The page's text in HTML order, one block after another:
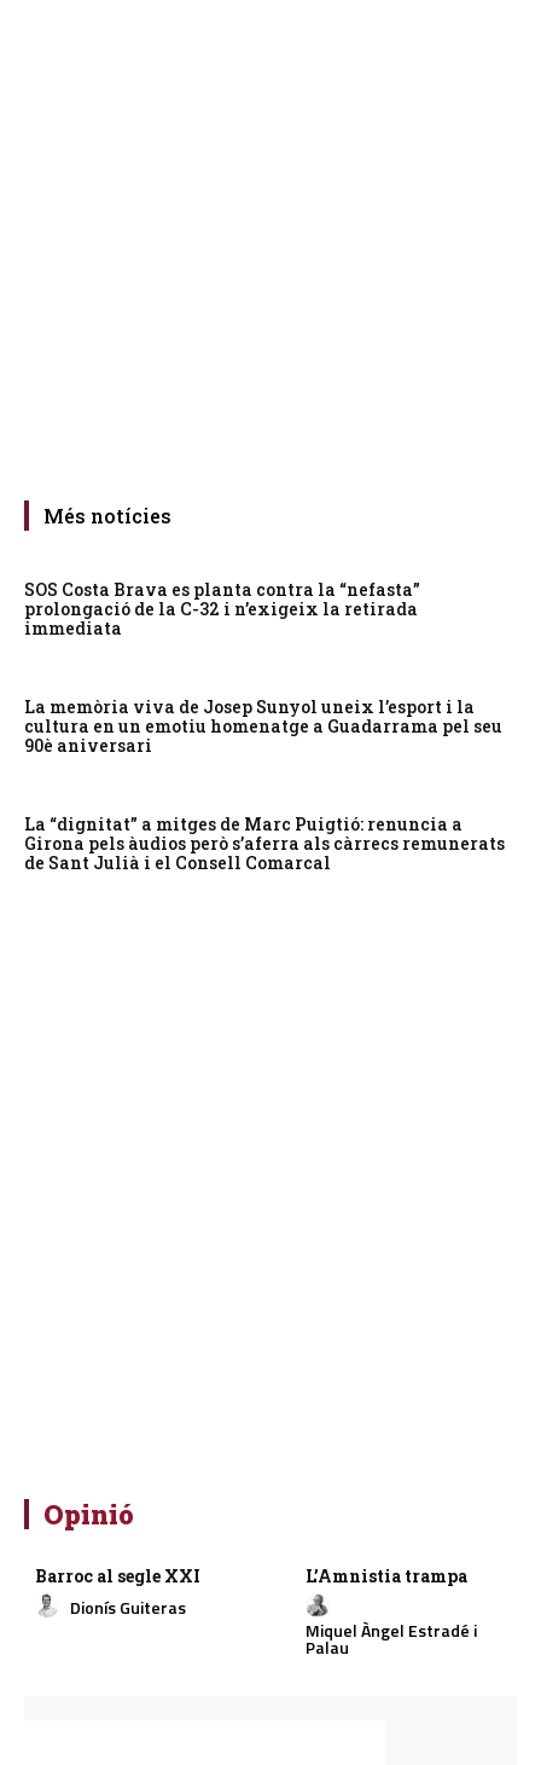
Més notícies
SOS Costa Brava es planta contra la “nefasta”
prolongació de la C-32 i n’exigeix la retirada
immediata
La memòria viva de Josep Sunyol uneix l’esport i la
cultura en un emotiu homenatge a Guadarrama pel seu
90è aniversari
La “dignitat” a mitges de Marc Puigtió: renuncia a
Girona pels àudios però s’aferra als càrrecs remunerats
de Sant Julià i el Consell Comarcal
Opinió
Barroc al segle XXI
Dionís Guiteras
L’Amnistia trampa
Miquel Àngel Estradé i
Palau